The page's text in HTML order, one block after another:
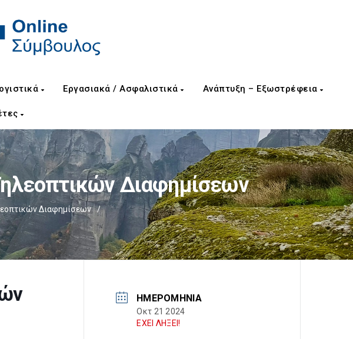
Εργασιακά / Ασφαλιστικά Ανάπτυξη – Εξωστρέφεια
Διαφημίσεων
Διαφημίσεων /
ΗΜΕΡΟΜΗΝΊΑ
Οκτ 21 2024
ΕΧΕΙ ΛΗΞΕΙ!